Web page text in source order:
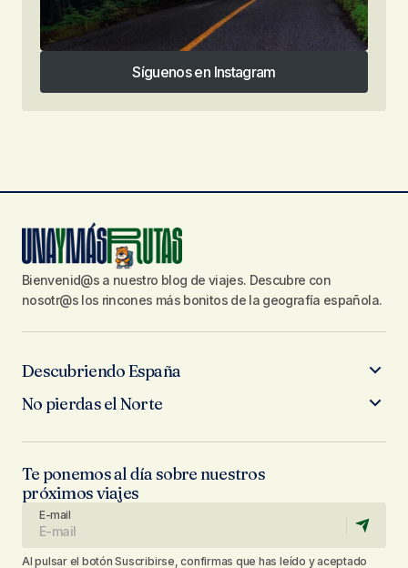
Síguenos en Instagram
Síguenos en Instagram
Bienvenid@s a nuestro blog de viajes. Descubre con
nosotr@s los rincones más bonitos de la geografía española.
Descubriendo España
No pierdas el Norte
Te ponemos al día sobre nuestros
próximos viajes
E-mail
Al pulsar el botón Suscribirse, confirmas que has leído y aceptado